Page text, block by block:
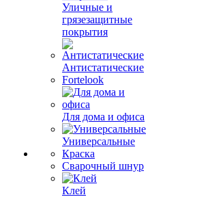
Уличные и
грязезащитные
покрытия
Антистатические
Fortelook
Для дома и офиса
Универсальные
Краска
Сварочный шнур
Клей